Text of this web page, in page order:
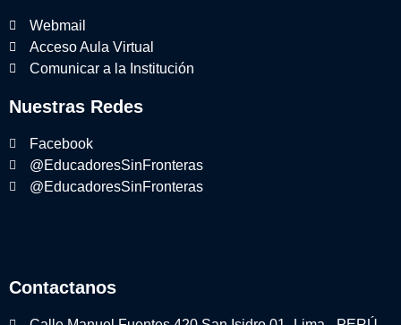
Webmail
Acceso Aula Virtual
Comunicar a la Institución
Nuestras Redes
Facebook
@EducadoresSinFronteras
@EducadoresSinFronteras
Contactanos